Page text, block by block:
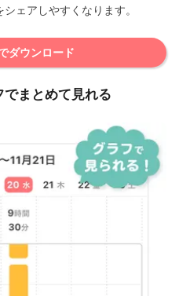
ェアしやすくなります。
ダウンロード
まとめて見れる